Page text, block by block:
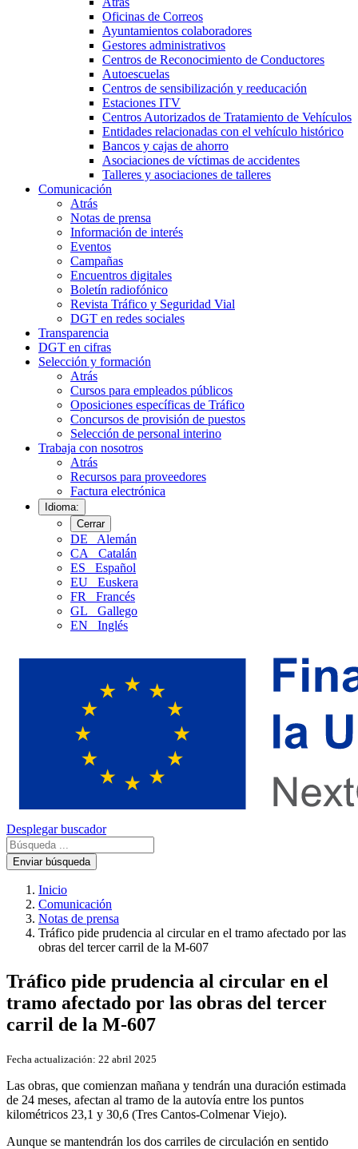
Oficinas de Correos
Ayuntamientos colaboradores
Gestores administrativos
Centros de Reconocimiento de Conductores
Autoescuelas
Centros de sensibilización y reeducación
Estaciones ITV
Centros Autorizados de Tratamiento de Vehículos
Entidades relacionadas con el vehículo histórico
Bancos y cajas de ahorro
Asociaciones de víctimas de accidentes
Talleres y asociaciones de talleres
Comunicación
Atrás
Notas de prensa
Información de interés
Eventos
Campañas
Encuentros digitales
Boletín radiofónico
Revista Tráfico y Seguridad Vial
DGT en redes sociales
Transparencia
DGT en cifras
Selección y formación
Atrás
Cursos para empleados públicos
Oposiciones específicas de Tráfico
Concursos de provisión de puestos
Selección de personal interino
Trabaja con nosotros
Atrás
Recursos para proveedores
Factura electrónica
Idioma:
Cerrar
DE
Alemán
CA
Catalán
ES
Español
EU
Euskera
FR
Francés
GL
Gallego
EN
Inglés
Desplegar buscador
Enviar búsqueda
Inicio
Comunicación
Notas de prensa
Tráfico pide prudencia al circular en el tramo afectado por las
obras del tercer carril de la M-607
Tráfico pide prudencia al circular en el
tramo afectado por las obras del tercer
carril de la M-607
Fecha actualización: 22 abril 2025
Las obras, que comienzan mañana y tendrán una duración estimada
de 24 meses, afectan al tramo de la autovía entre los puntos
kilométricos 23,1 y 30,6 (Tres Cantos-Colmenar Viejo).
Aunque se mantendrán los dos carriles de circulación en sentido